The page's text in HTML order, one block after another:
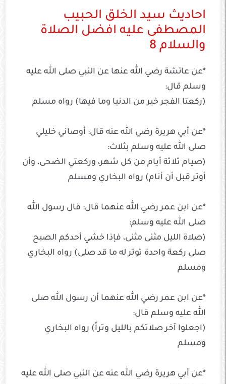
احاديث سيد الخلق الحبيب
المصطفى عليه افضل الصلاة
والسلام 8
*عن عائشة رضي الله عنها عن النبي صلى الله عليه
وسلم قال:
(ركعتا الفجر خير من الدنيا وما فيها) رواه مسلم
*عن أبي هريرة رضي الله عنه قال: أوصاني خليلي
صلى الله عليه وسلم بثلاث:
(صيام ثلاثة أيام من كل شهر، وركعتي الضحى، وأن
أوتر قبل أن أنام) رواه البخاري ومسلم
*عن ابن عمر رضي الله عنهما قال: قال رسول الله
صلى الله عليه وسلم:
(صلاة الليل مثنى مثنى، فإذا خشي أحدكم الصبح
صلى ركعة واحدة توتر له ما قد صلى) رواه البخاري
ومسلم
*عن ابن عمر رضي الله عنهما أن رسول الله صلى
الله عليه وسلم قال:
(اجعلوا آخر صلاتكم بالليل وتراً) رواه البخاري
ومسلم
*عن أبي هريرة رضي الله عنه عن النبي صلى الله عليه